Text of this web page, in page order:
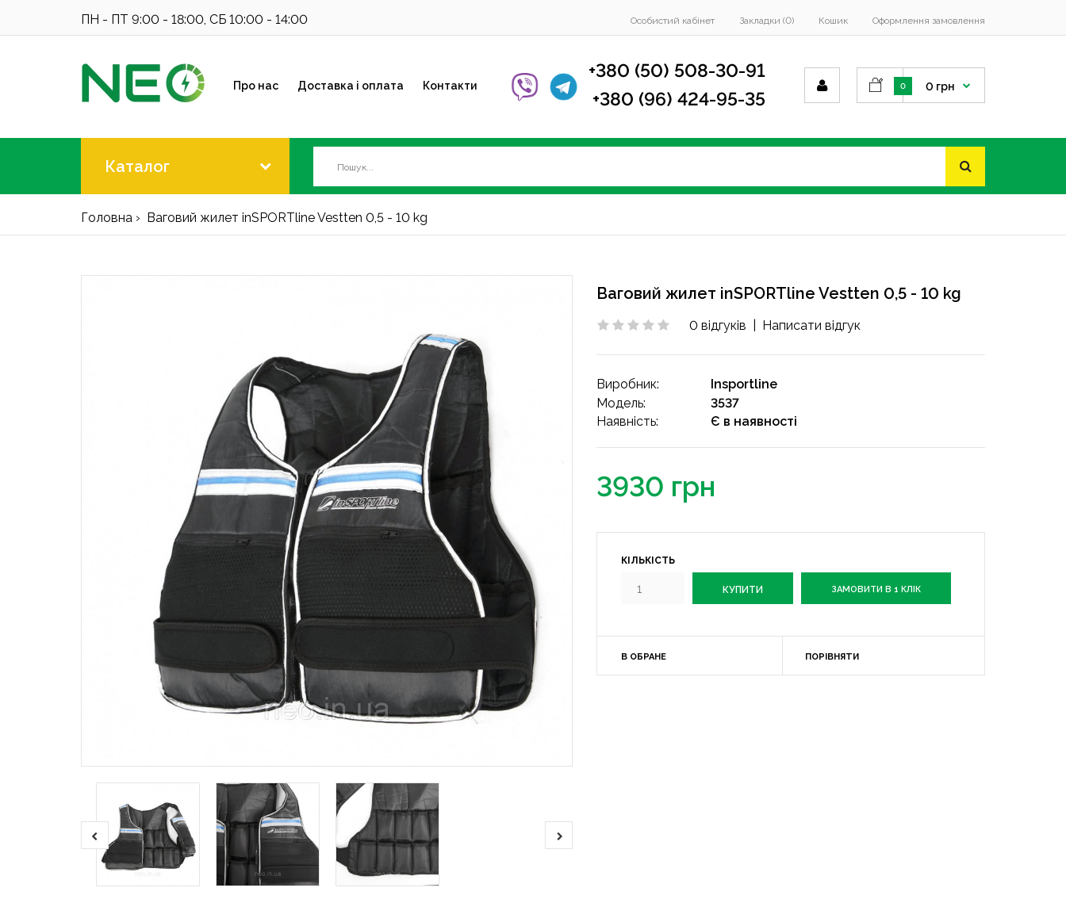
ПН - ПТ 9:00 - 18:00, СБ 10:00 - 14:00 Особистий кабінет Закладки (0) Кошик Оформлення замовлення
Про нас Доставка і оплата Контакти
+380 (50) 508-30-91
+380 (96) 424-95-35
0 0 грн
Каталог
Головна Ваговий жилет inSPORTline Vestten 0,5 - 10 kg
Ваговий жилет inSPORTline Vestten 0,5 - 10 kg
0 відгуків Написати відгук
Виробник:
Insportline
Модель:
3537
Наявність:
Є в наявності
3930 грн
КІЛЬКІСТЬ
ЗАМОВИТИ В 1 КЛІК
В ОБРАНЕ ПОРІВНЯТИ